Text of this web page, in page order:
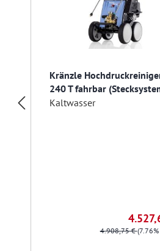
Kränzle
240 T fahrbar
mit Schlauchtrommel
Kaltwasser
4.908,75 €